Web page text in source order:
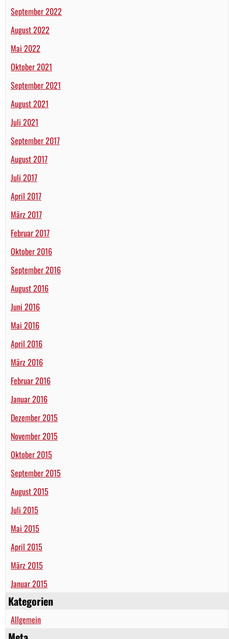
September 2022
August 2022
Mai 2022
Oktober 2021
September 2021
August 2021
Juli 2021
September 2017
August 2017
Juli 2017
April 2017
März 2017
Februar 2017
Oktober 2016
September 2016
August 2016
Juni 2016
Mai 2016
April 2016
März 2016
Februar 2016
Januar 2016
Dezember 2015
November 2015
Oktober 2015
September 2015
August 2015
Juli 2015
Mai 2015
April 2015
März 2015
Januar 2015
Kategorien
Allgemein